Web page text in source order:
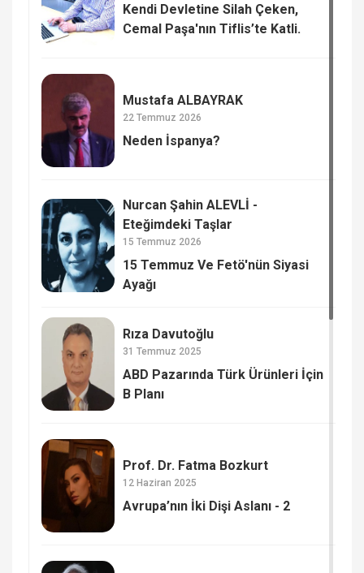
Kendi Devletine Silah Çeken,
Cemal Paşa'nın Tiflis’te Katli.
Mustafa ALBAYRAK
22 Temmuz 2026
Neden İspanya?
Nurcan Şahin ALEVLİ -
Eteğimdeki Taşlar
15 Temmuz 2026
15 Temmuz Ve Fetö'nün Siyasi
Ayağı
Rıza Davutoğlu
31 Temmuz 2025
ABD Pazarında Türk Ürünleri İçin
B Planı
Prof. Dr. Fatma Bozkurt
12 Haziran 2025
Avrupa’nın İki Dişi Aslanı - 2